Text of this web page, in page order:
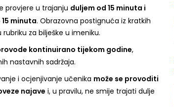
provjere u trajanju duljem od 15 minuta i
minuta. Obrazovna postignuća iz kratkih
za bilješke u imeniku.
kontinuirano tijekom godine,
nastavnih sadržaja.
i ocjenjivanje učenika može se provoditi
najave i, u pravilu, ne smije trajati dulje